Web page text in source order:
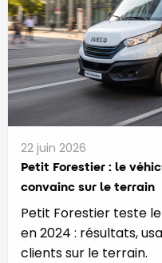
22 juin 2026
Petit Forestier : le
convainc sur le terrain
Petit Forestier teste
en 2024 : résultats,
clients sur le terrain.